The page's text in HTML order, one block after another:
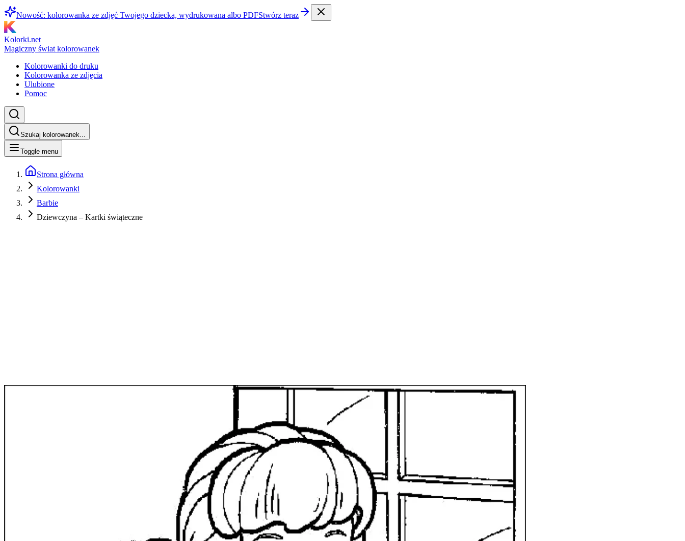
Nowość: kolorowanka ze zdjęć Twojego dziecka, wydrukowana albo PDFStwórz teraz
Kolorki.net
Magiczny świat kolorowanek
Kolorowanki do druku
Kolorowanka ze zdjęcia
Ulubione
Pomoc
Szukaj kolorowanek...
Toggle menu
Strona główna
Kolorowanki
Barbie
Dziewczyna – Kartki świąteczne